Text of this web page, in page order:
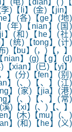
(电)【dian】( )【
)【li】(金)【jin】
】(各)【ge】(地)
(年)【nian】(国)
】(和)【he】(社)
(统)【tong】(计)
)【bu】(，)【，】
】(g)【g】(d)
xian】(已)【yi】
】(分)【fen】(别)
】(、)【、】(江)
】(家)【jia】(港)
】(、)【、】(常)
)【xi】(、)【、】
】(木)【mu】(、)
】(和)【he】(义)